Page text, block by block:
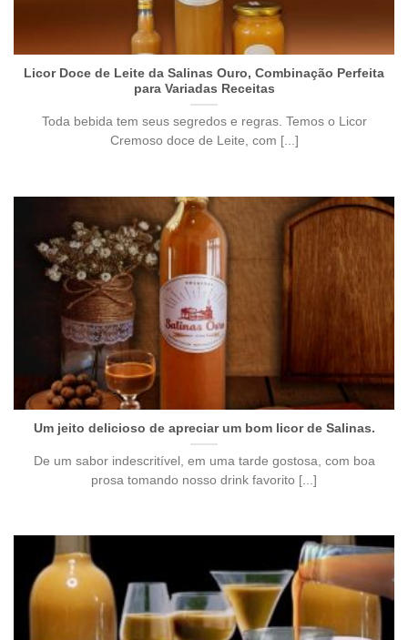
Licor Doce de Leite da Salinas Ouro, Combinação Perfeita
para Variadas Receitas
Toda bebida tem seus segredos e regras. Temos o Licor
Cremoso doce de Leite, com [...]
Um jeito delicioso de apreciar um bom licor de Salinas.
De um sabor indescritível, em uma tarde gostosa, com boa
prosa tomando nosso drink favorito [...]